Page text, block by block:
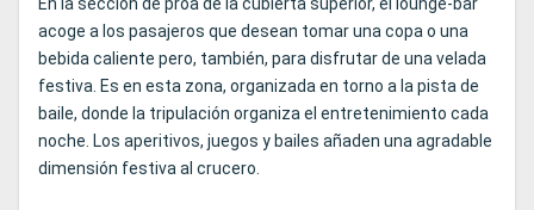
En la sección de proa de la cubierta superior, el lounge-bar
acoge a los pasajeros que desean tomar una copa o una
bebida caliente pero, también, para disfrutar de una velada
festiva. Es en esta zona, organizada en torno a la pista de
baile, donde la tripulación organiza el entretenimiento cada
noche. Los aperitivos, juegos y bailes añaden una agradable
dimensión festiva al crucero.